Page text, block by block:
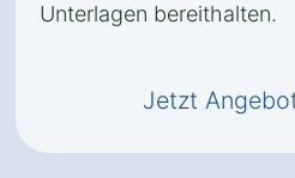
Unterlagen bereithalten.
Jetzt